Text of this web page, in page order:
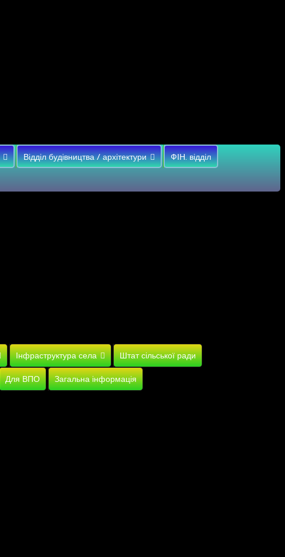
Відділ будівництва / архітектури ФІН. відділ
Інфраструктура села Штат сільської ради
Для ВПО Загальна інформація